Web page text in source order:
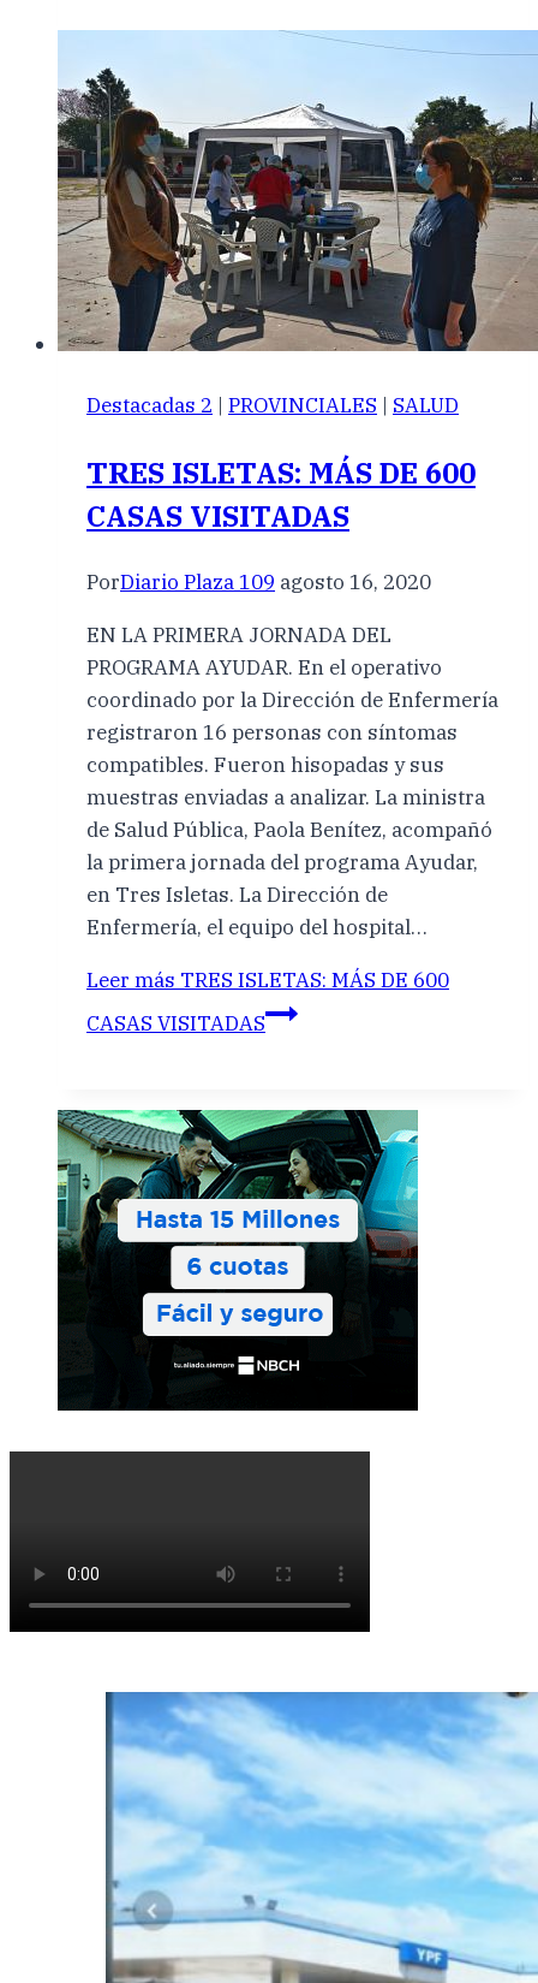
Destacadas 2 | PROVINCIALES | SALUD
TRES ISLETAS: MÁS DE 600
CASAS VISITADAS
PorDiario Plaza 109 agosto 16, 2020
EN LA PRIMERA JORNADA DEL
PROGRAMA AYUDAR. En el operativo
coordinado por la Dirección de Enfermería
registraron 16 personas con síntomas
compatibles. Fueron hisopadas y sus
muestras enviadas a analizar. La ministra
de Salud Pública, Paola Benítez, acompañó
la primera jornada del programa Ayudar,
en Tres Isletas. La Dirección de
Enfermería, el equipo del hospital…
Leer más TRES ISLETAS: MÁS DE 600
CASAS VISITADAS